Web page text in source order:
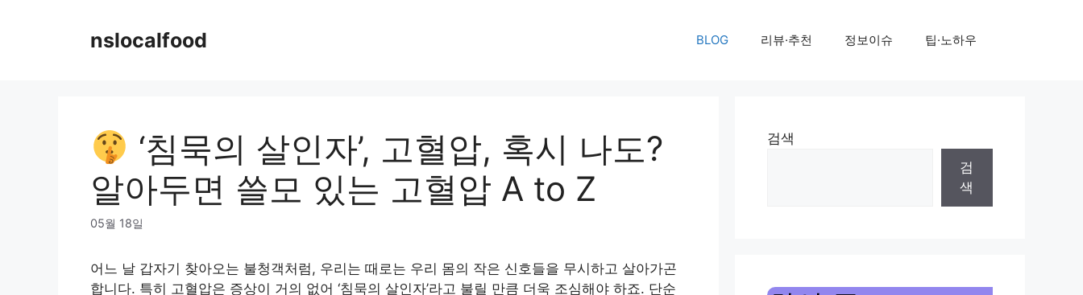
nslocalfood BLOG 리뷰·추천 정보이슈 팁·노하우
‘침묵의 살인자’, 고혈압, 혹시 나도?
알아두면 쓸모 있는 고혈압 A to Z
05월 18일
어느 날 갑자기 찾아오는 불청객처럼, 우리는 때로는 우리 몸의 작은 신호들을 무시하고 살아가곤
합니다. 특히 고혈압은 증상이 거의 없어 ‘침묵의 살인자’라고 불릴 만큼 더욱 조심해야 하죠. 단순
검색
검
색